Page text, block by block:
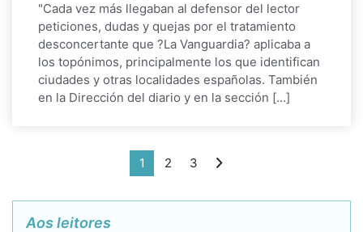
"Cada vez más llegaban al defensor del lector
peticiones, dudas y quejas por el tratamiento
desconcertante que ?La Vanguardia? aplicaba a
los topónimos, principalmente los que identifican
ciudades y otras localidades españolas. También
en la Dirección del diario y en la sección […]
1 2 3
Aos leitores